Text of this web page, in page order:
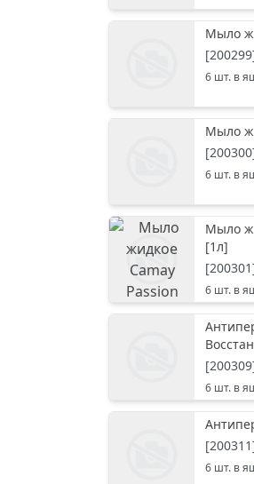
Мыло
[200299
6 шт. в
Мыло
[200300
6 шт. в
Мыло
[1л]
[200301
6 шт. в
[200309
6 шт. в
[200311
6 шт. в